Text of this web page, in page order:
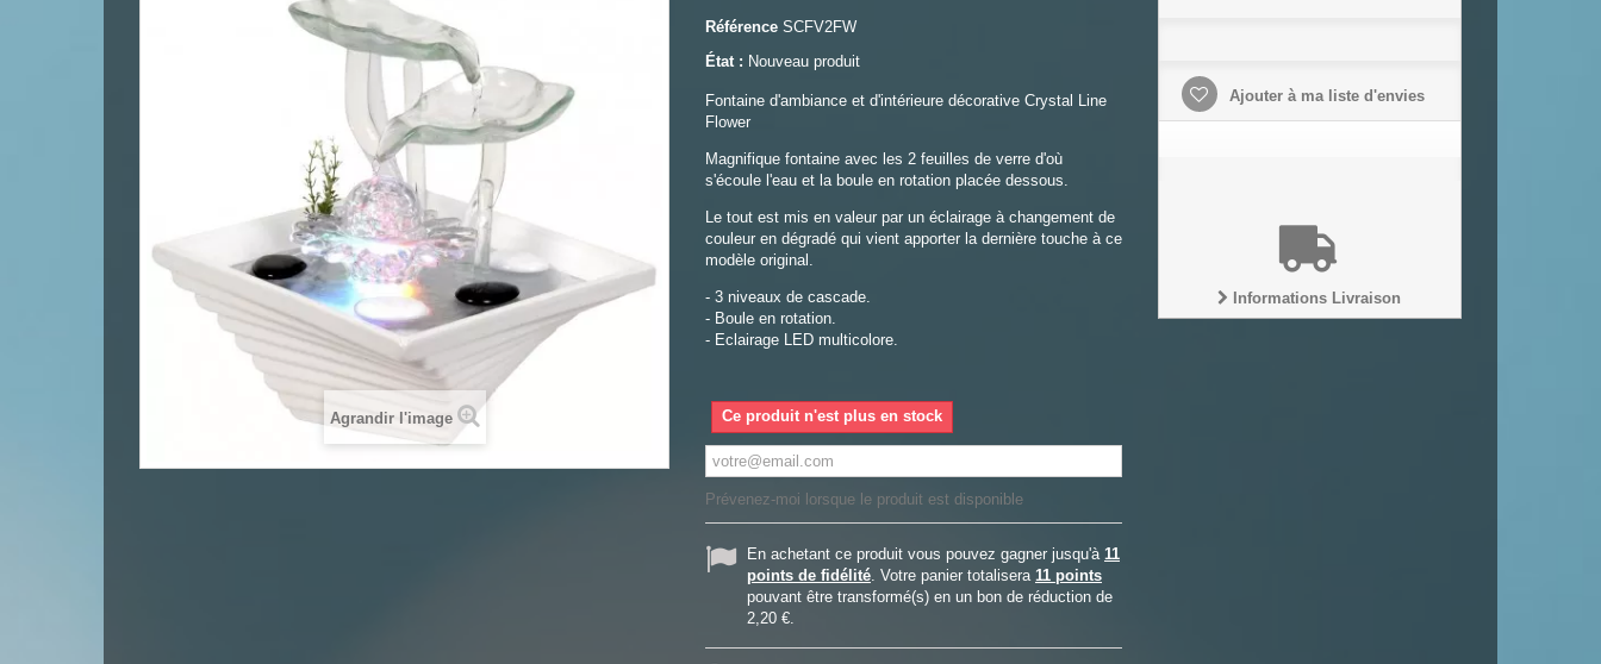
Agrandir l'image
Référence SCFV2FW
État : Nouveau produit
Fontaine d'ambiance et d'intérieure décorative Crystal Line
Flower
Magnifique fontaine avec les 2 feuilles de verre d'où
s'écoule l'eau et la boule en rotation placée dessous.
Le tout est mis en valeur par un éclairage à changement de
couleur en dégradé qui vient apporter la dernière touche à ce
modèle original.
- 3 niveaux de cascade.
- Boule en rotation.
- Eclairage LED multicolore.
Ce produit n'est plus en stock
Prévenez-moi lorsque le produit est disponible
En achetant ce produit vous pouvez gagner jusqu'à 11
points de fidélité. Votre panier totalisera 11 points
pouvant être transformé(s) en un bon de réduction de
2,20 €.
Ajouter à ma liste d'envies
Informations Livraison